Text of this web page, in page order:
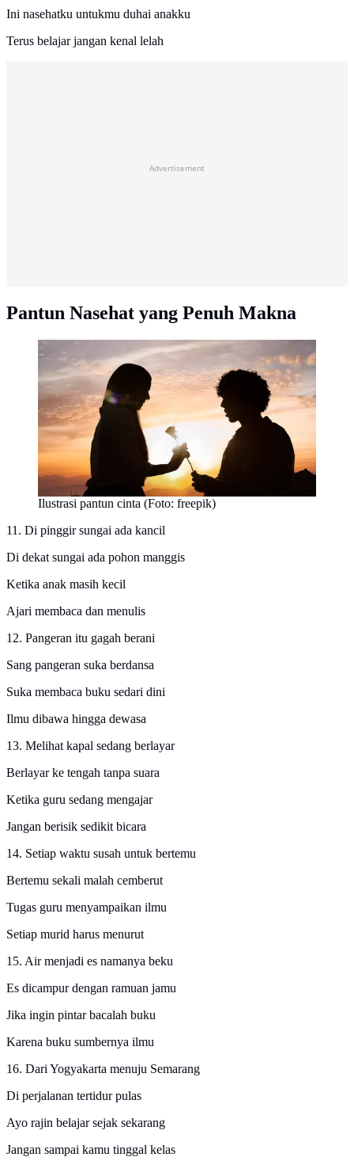
Ini nasehatku untukmu duhai anakku
Terus belajar jangan kenal lelah
Advertisement
Pantun Nasehat yang Penuh Makna
Ilustrasi pantun cinta (Foto: freepik)
11. Di pinggir sungai ada kancil
Di dekat sungai ada pohon manggis
Ketika anak masih kecil
Ajari membaca dan menulis
12. Pangeran itu gagah berani
Sang pangeran suka berdansa
Suka membaca buku sedari dini
Ilmu dibawa hingga dewasa
13. Melihat kapal sedang berlayar
Berlayar ke tengah tanpa suara
Ketika guru sedang mengajar
Jangan berisik sedikit bicara
14. Setiap waktu susah untuk bertemu
Bertemu sekali malah cemberut
Tugas guru menyampaikan ilmu
Setiap murid harus menurut
15. Air menjadi es namanya beku
Es dicampur dengan ramuan jamu
Jika ingin pintar bacalah buku
Karena buku sumbernya ilmu
16. Dari Yogyakarta menuju Semarang
Di perjalanan tertidur pulas
Ayo rajin belajar sejak sekarang
Jangan sampai kamu tinggal kelas